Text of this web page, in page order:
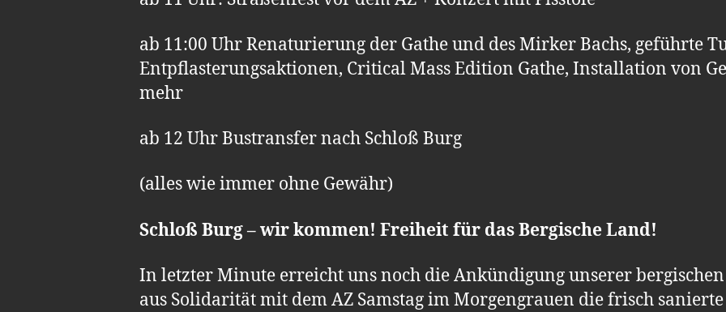
ab 11:00 Uhr Renaturierung der Gathe und des Mirker Bachs, geführte
Entpflasterungsaktionen, Critical Mass Edition Gathe, Installation von
mehr
ab 12 Uhr Bustransfer nach Schloß Burg
(alles wie immer ohne Gewähr)
Schloß Burg – wir kommen! Freiheit für das Bergische Land!
In letzter Minute erreicht uns noch die Ankündigung unserer
aus Solidarität mit dem AZ Samstag im Morgengrauen die frisch